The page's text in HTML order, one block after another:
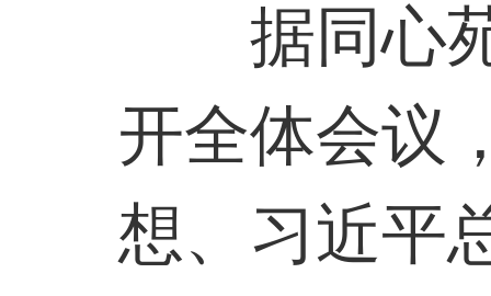
据同心
开全体会议
想、习近平